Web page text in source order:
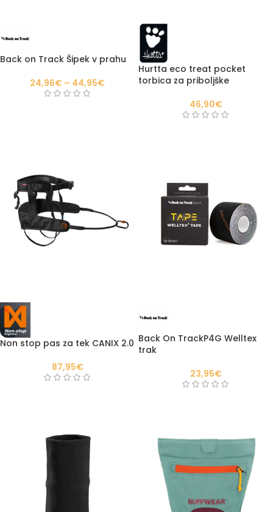
Back on Track Šipek v prahu
24,96€ – 44,95€
Hurtta eco treat pocket
torbica za priboljške
46,90€
Non stop pas za tek CANIX 2.0
87,95€
Back On TrackP4G Welltex
trak
23,95€